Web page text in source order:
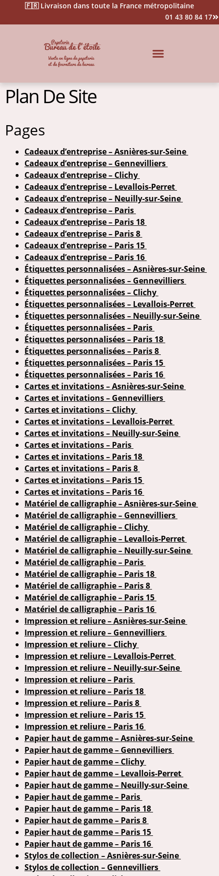
🇫🇷 Livraison dans toute la France métropolitaine
01 43 80 84 17
Plan De Site
Pages
Cadeaux d’entreprise – Asnières-sur-Seine
Cadeaux d’entreprise – Gennevilliers
Cadeaux d’entreprise – Clichy
Cadeaux d’entreprise – Levallois-Perret
Cadeaux d’entreprise – Neuilly-sur-Seine
Cadeaux d’entreprise – Paris
Cadeaux d’entreprise – Paris 18
Cadeaux d’entreprise – Paris 8
Cadeaux d’entreprise – Paris 15
Cadeaux d’entreprise – Paris 16
Étiquettes personnalisées – Asnières-sur-Seine
Étiquettes personnalisées – Gennevilliers
Étiquettes personnalisées – Clichy
Étiquettes personnalisées – Levallois-Perret
Étiquettes personnalisées – Neuilly-sur-Seine
Étiquettes personnalisées – Paris
Étiquettes personnalisées – Paris 18
Étiquettes personnalisées – Paris 8
Étiquettes personnalisées – Paris 15
Étiquettes personnalisées – Paris 16
Cartes et invitations – Asnières-sur-Seine
Cartes et invitations – Gennevilliers
Cartes et invitations – Clichy
Cartes et invitations – Levallois-Perret
Cartes et invitations – Neuilly-sur-Seine
Cartes et invitations – Paris
Cartes et invitations – Paris 18
Cartes et invitations – Paris 8
Cartes et invitations – Paris 15
Cartes et invitations – Paris 16
Matériel de calligraphie – Asnières-sur-Seine
Matériel de calligraphie – Gennevilliers
Matériel de calligraphie – Clichy
Matériel de calligraphie – Levallois-Perret
Matériel de calligraphie – Neuilly-sur-Seine
Matériel de calligraphie – Paris
Matériel de calligraphie – Paris 18
Matériel de calligraphie – Paris 8
Matériel de calligraphie – Paris 15
Matériel de calligraphie – Paris 16
Impression et reliure – Asnières-sur-Seine
Impression et reliure – Gennevilliers
Impression et reliure – Clichy
Impression et reliure – Levallois-Perret
Impression et reliure – Neuilly-sur-Seine
Impression et reliure – Paris
Impression et reliure – Paris 18
Impression et reliure – Paris 8
Impression et reliure – Paris 15
Impression et reliure – Paris 16
Papier haut de gamme – Asnières-sur-Seine
Papier haut de gamme – Gennevilliers
Papier haut de gamme – Clichy
Papier haut de gamme – Levallois-Perret
Papier haut de gamme – Neuilly-sur-Seine
Papier haut de gamme – Paris
Papier haut de gamme – Paris 18
Papier haut de gamme – Paris 8
Papier haut de gamme – Paris 15
Papier haut de gamme – Paris 16
Stylos de collection – Asnières-sur-Seine
Stylos de collection – Gennevilliers